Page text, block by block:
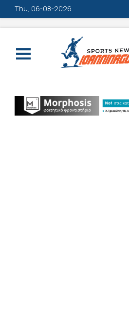
Thu, 06-08-2026